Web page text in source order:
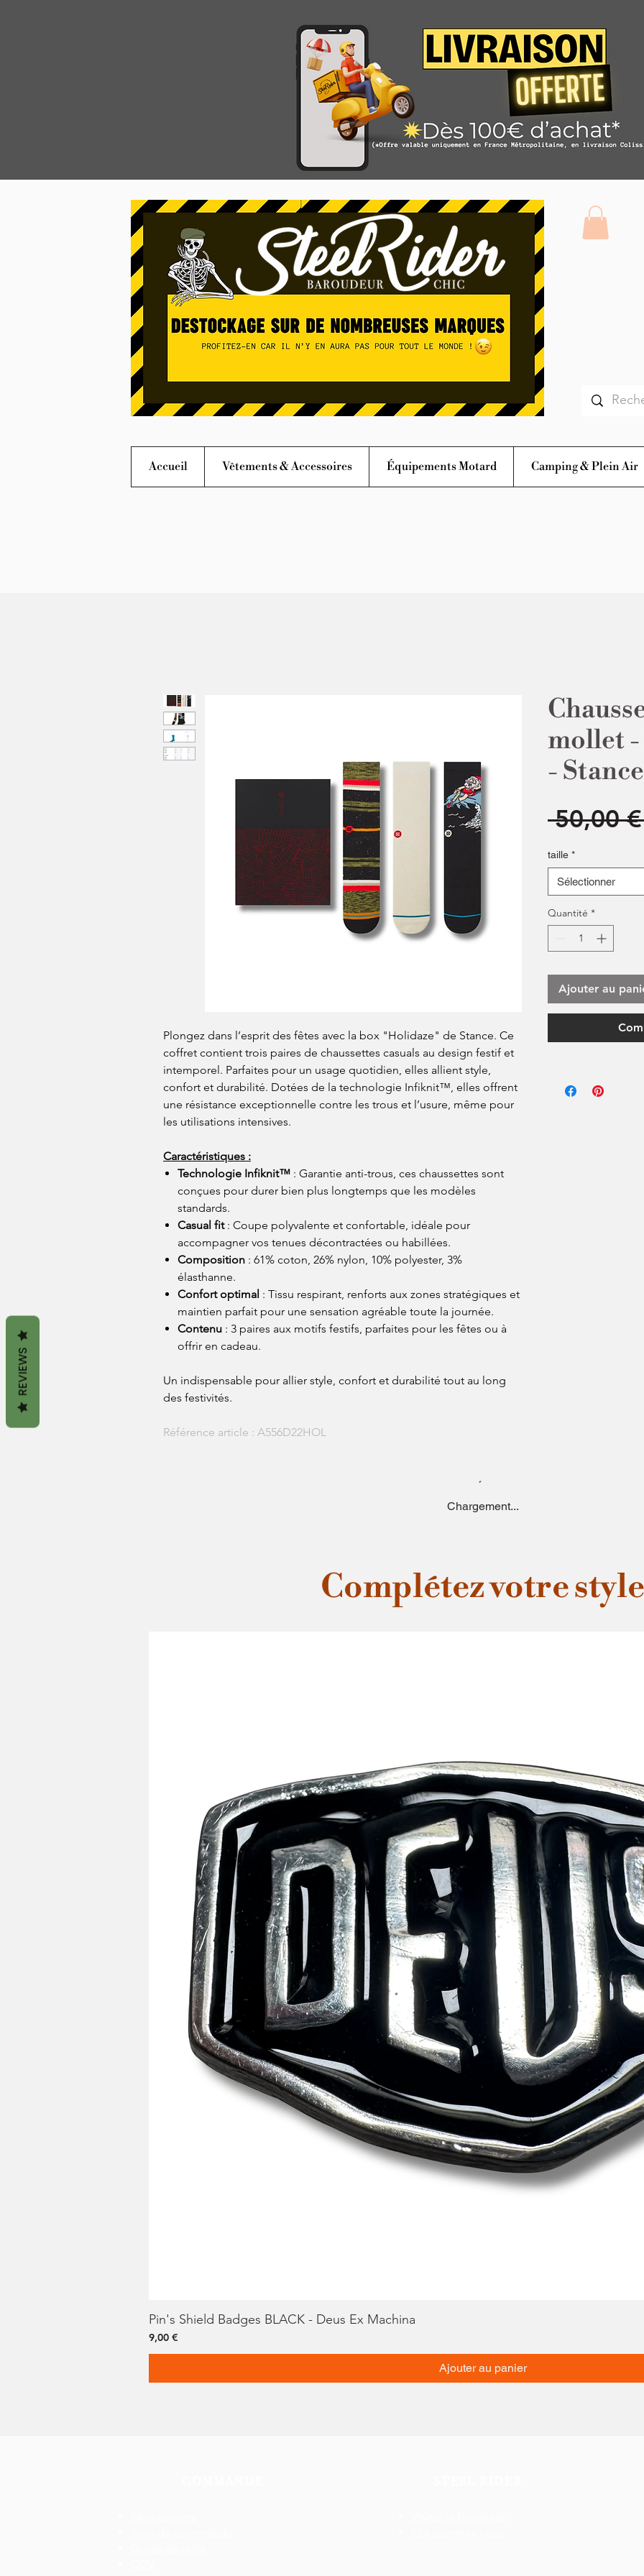
Accueil Vêtements & Accessoires Équipements Motard Camping & Plein Air
Plongez dans l’esprit des fêtes avec la box "Holidaze" de Stance. Ce
coffret contient trois paires de chaussettes casuals au design festif et
intemporel. Parfaites pour un usage quotidien, elles allient style,
confort et durabilité. Dotées de la technologie Infiknit™, elles offrent
une résistance exceptionnelle contre les trous et l’usure, même pour
les utilisations intensives.
Caractéristiques :
Technologie Infiknit™ : Garantie anti-trous, ces chaussettes sont
conçues pour durer bien plus longtemps que les modèles
standards.
Casual fit: Coupe polyvalente et confortable, idéale pour
accompagner vos tenues décontractées ou habillées.
Composition : 61% coton, 26% nylon, 10% polyester, 3%
élasthanne.
Confort optimal : Tissu respirant, renforts aux zones stratégiques et
maintien parfait pour une sensation agréable toute la journée.
Contenu : 3 paires aux motifs festifs, parfaites pour les fêtes ou à
offrir en cadeau.
Un indispensable pour allier style, confort et durabilité tout au long
des festivités.
Référence article : A556D22HOL
mollet
- Stance
50,00
taille *
Sélectionner
Quantité *
Ajouter au
Chargement...
Complétez votre style
Pin's Shield Badges BLACK - Deus Ex Machina
Prix
9,00 €
Ajouter au panier
REVIEWS